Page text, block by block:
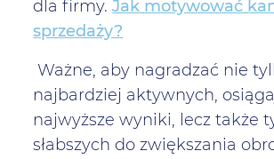
dla firmy.Jak motywować
sprzedaży?
Ważne, aby nagradzać nie
najbardziej aktywnych,
najwyższe wyniki, lecz także
słabszych do zwiększania